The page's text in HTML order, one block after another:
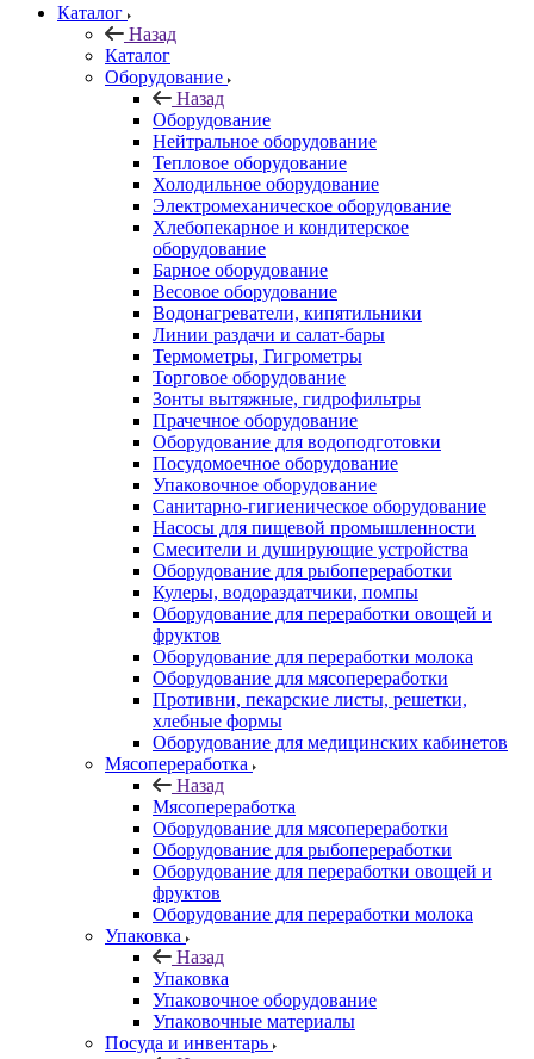
Каталог
Назад
Каталог
Оборудование
Назад
Оборудование
Нейтральное оборудование
Тепловое оборудование
Холодильное оборудование
Электромеханическое оборудование
Хлебопекарное и кондитерское
оборудование
Барное оборудование
Весовое оборудование
Водонагреватели, кипятильники
Линии раздачи и салат-бары
Термометры, Гигрометры
Торговое оборудование
Зонты вытяжные, гидрофильтры
Прачечное оборудование
Оборудование для водоподготовки
Посудомоечное оборудование
Упаковочное оборудование
Санитарно-гигиеническое оборудование
Насосы для пищевой промышленности
Смесители и душирующие устройства
Оборудование для рыбопереработки
Кулеры, водораздатчики, помпы
Оборудование для переработки овощей и
фруктов
Оборудование для переработки молока
Оборудование для мясопереработки
Противни, пекарские листы, решетки,
хлебные формы
Оборудование для медицинских кабинетов
Мясопереработка
Назад
Мясопереработка
Оборудование для мясопереработки
Оборудование для рыбопереработки
Оборудование для переработки овощей и
фруктов
Оборудование для переработки молока
Упаковка
Назад
Упаковка
Упаковочное оборудование
Упаковочные материалы
Посуда и инвентарь